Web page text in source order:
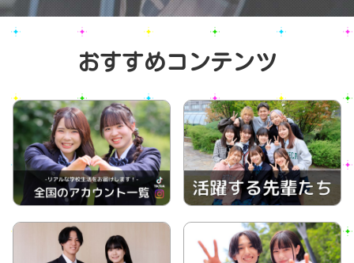
おすすめコンテンツ